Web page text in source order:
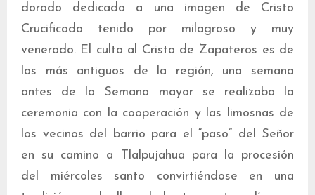
dorado dedicado a una imagen de Cristo
Crucificado tenido por milagroso y muy
venerado. El culto al Cristo de Zapateros es de
los más antiguos de la región, una semana
antes de la Semana mayor se realizaba la
ceremonia con la cooperación y las limosnas de
los vecinos del barrio para el “paso” del Señor
en su camino a Tlalpujahua para la procesión
del miércoles santo convirtiéndose en una